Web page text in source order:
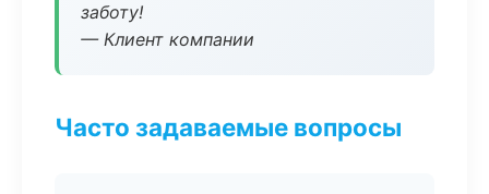
заботу!
— Клиент компании
Часто задаваемые вопросы